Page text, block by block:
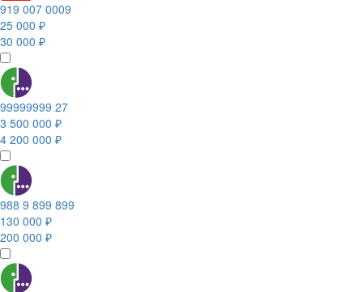
919 007 0009
25 000 ₽
30 000 ₽
99999999 27
3 500 000 ₽
4 200 000 ₽
988 9 899 899
130 000 ₽
200 000 ₽